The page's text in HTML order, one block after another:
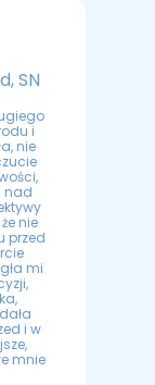
SN
i
nie
nad
nie
przed
mi
i w
mnie